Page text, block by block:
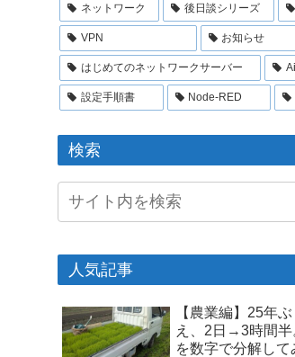
ネットワーク 後日談シリーズ
VPN お知らせ
はじめてのネットワークサーバー
設定手順書 Node-RED
検索
人気記事
【農業編】25年
え、2日→3時間半
を数字で分解して